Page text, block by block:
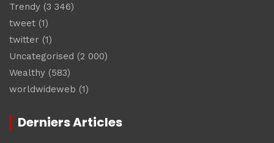
Trendy (3 346)
tweet (1)
twitter (1)
Uncategorised (2 000)
Wealthy (583)
worldwideweb (1)
Derniers Articles